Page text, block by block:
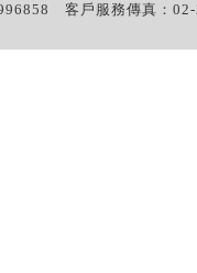
客戶服務傳真：